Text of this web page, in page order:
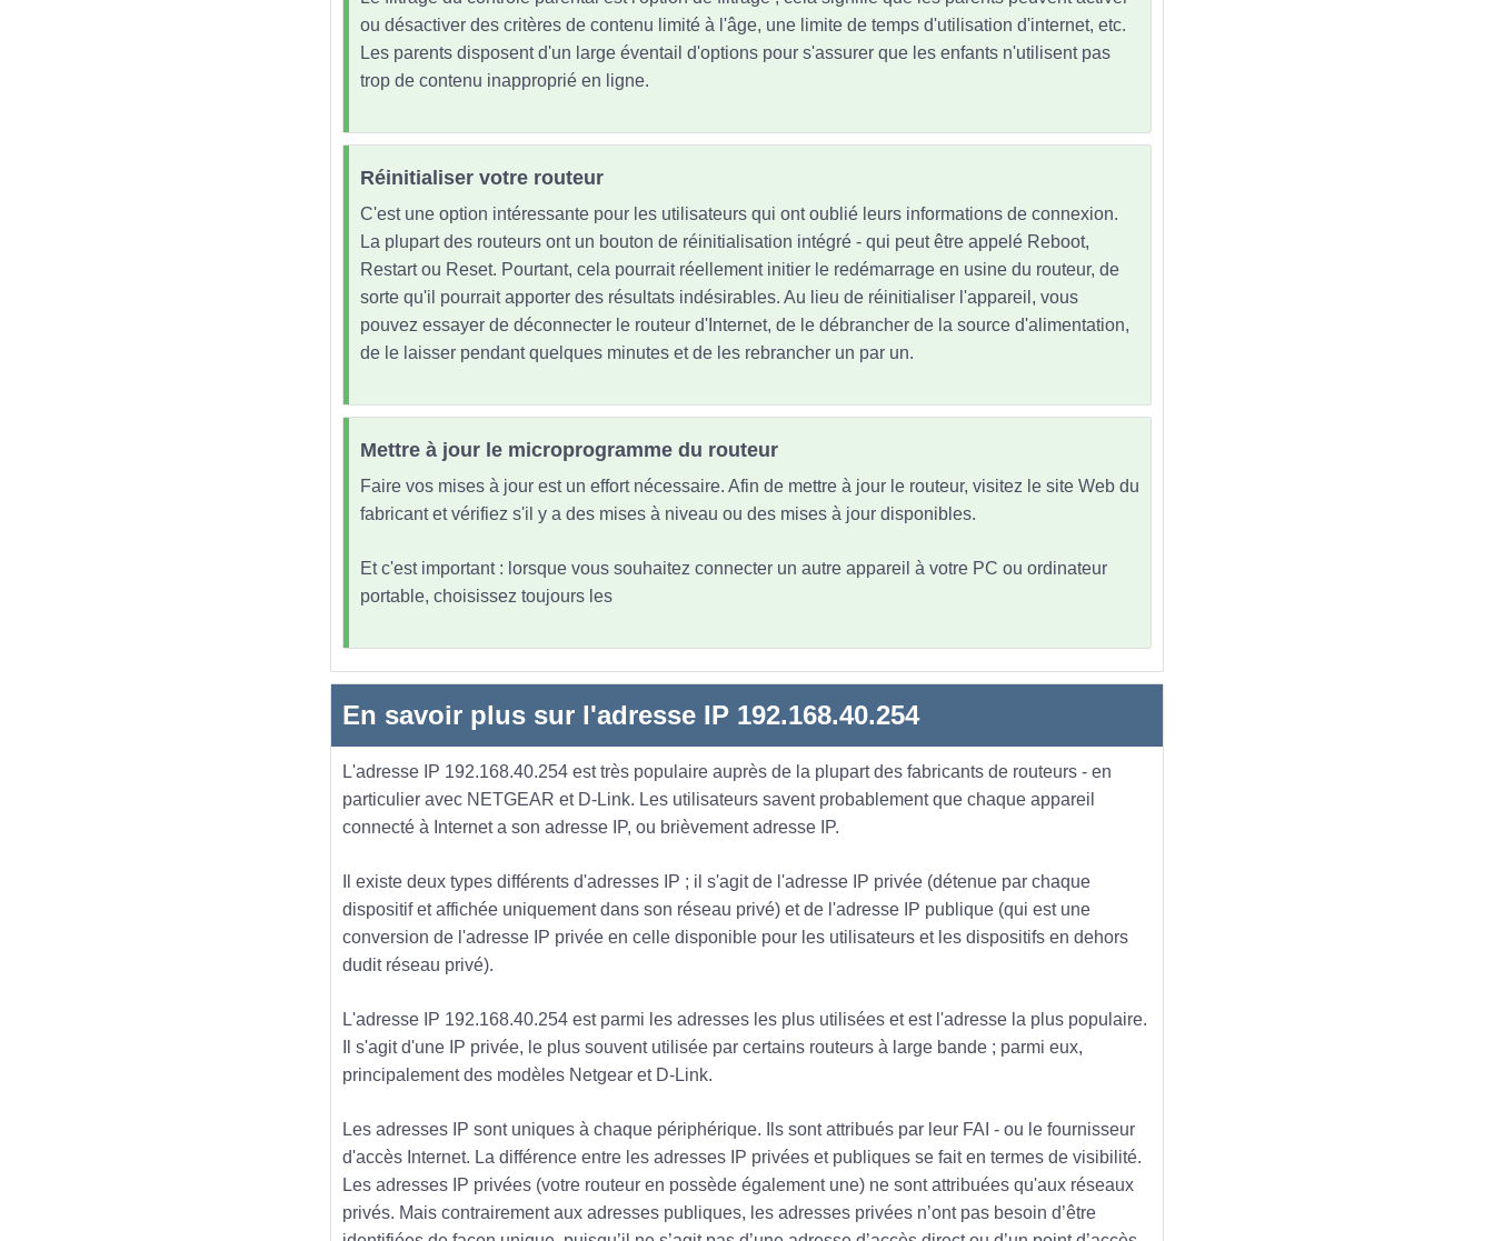
ou désactiver des critères de contenu limité à l'âge, une limite de temps d'utilisation d'internet, etc.
Les parents disposent d'un large éventail d'options pour s'assurer que les enfants n'utilisent pas
trop de contenu inapproprié en ligne.
Réinitialiser votre routeur
C'est une option intéressante pour les utilisateurs qui ont oublié leurs informations de connexion.
La plupart des routeurs ont un bouton de réinitialisation intégré - qui peut être appelé Reboot,
Restart ou Reset. Pourtant, cela pourrait réellement initier le redémarrage en usine du routeur, de
sorte qu'il pourrait apporter des résultats indésirables. Au lieu de réinitialiser l'appareil, vous
pouvez essayer de déconnecter le routeur d'Internet, de le débrancher de la source d'alimentation,
de le laisser pendant quelques minutes et de les rebrancher un par un.
Mettre à jour le microprogramme du routeur
Faire vos mises à jour est un effort nécessaire. Afin de mettre à jour le routeur, visitez le site Web du
fabricant et vérifiez s'il y a des mises à niveau ou des mises à jour disponibles.
Et c'est important : lorsque vous souhaitez connecter un autre appareil à votre PC ou ordinateur
portable, choisissez toujours les
En savoir plus sur l'adresse IP 192.168.40.254
L'adresse IP 192.168.40.254 est très populaire auprès de la plupart des fabricants de routeurs - en
particulier avec NETGEAR et D-Link. Les utilisateurs savent probablement que chaque appareil
connecté à Internet a son adresse IP, ou brièvement adresse IP.
Il existe deux types différents d'adresses IP ; il s'agit de l'adresse IP privée (détenue par chaque
dispositif et affichée uniquement dans son réseau privé) et de l'adresse IP publique (qui est une
conversion de l'adresse IP privée en celle disponible pour les utilisateurs et les dispositifs en dehors
dudit réseau privé).
L'adresse IP 192.168.40.254 est parmi les adresses les plus utilisées et est l'adresse la plus populaire.
Il s'agit d'une IP privée, le plus souvent utilisée par certains routeurs à large bande ; parmi eux,
principalement des modèles Netgear et D-Link.
Les adresses IP sont uniques à chaque périphérique. Ils sont attribués par leur FAI - ou le fournisseur
d'accès Internet. La différence entre les adresses IP privées et publiques se fait en termes de visibilité.
Les adresses IP privées (votre routeur en possède également une) ne sont attribuées qu'aux réseaux
privés. Mais contrairement aux adresses publiques, les adresses privées n’ont pas besoin d’être